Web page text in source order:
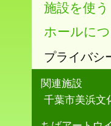
施設を使う
ホールに
プライバシ
関連施設
千葉市美浜文